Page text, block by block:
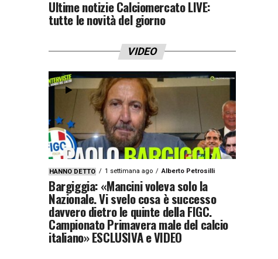
Ultime notizie Calciomercato LIVE:
tutte le novità del giorno
VIDEO
HANNO DETTO 1 settimana ago Alberto Petrosilli
Bargiggia: «Mancini voleva solo la
Nazionale. Vi svelo cosa è successo
davvero dietro le quinte della FIGC.
Campionato Primavera male del calcio
italiano» ESCLUSIVA e VIDEO